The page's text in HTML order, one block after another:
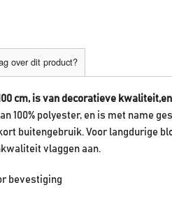
over dit product?
cm, is van decoratieve
100% polyester, en is met name
buitengebruik. Voor langdurige
vlaggen aan.
bevestiging